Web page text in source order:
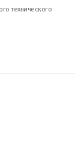
технического